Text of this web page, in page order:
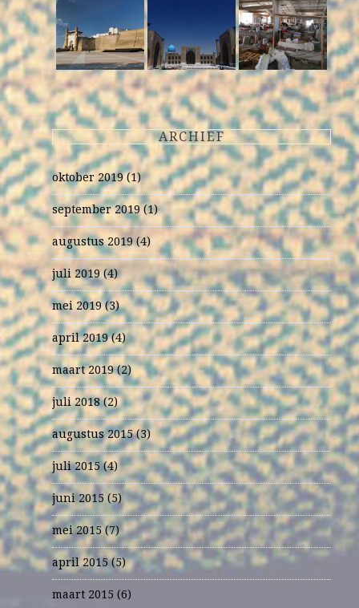
ARCHIEF
oktober 2019(1)
september 2019(1)
augustus 2019 (4)
juli 2019(4)
mei 2019(3)
april 2019(4)
maart 2019(2)
juli 2018(2)
augustus 2015(3)
juli 2015(4)
juni 2015 (5)
mei 2015(7)
april 2015(5)
maart 2015 (6)